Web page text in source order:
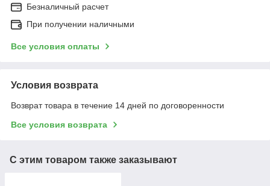
Безналичный расчет
При получении наличными
Все условия оплаты
Условия возврата
Возврат товара в течение 14 дней по договоренности
Все условия возврата
С этим товаром также заказывают